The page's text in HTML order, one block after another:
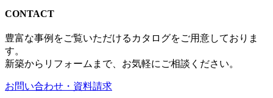
CONTACT
豊富な事例をご覧いただけるカタログをご用意しておりま
す。
新築からリフォームまで、お気軽にご相談ください。
お問い合わせ・資料請求